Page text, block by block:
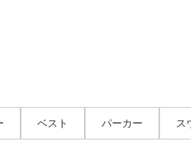
ベスト パーカー ス